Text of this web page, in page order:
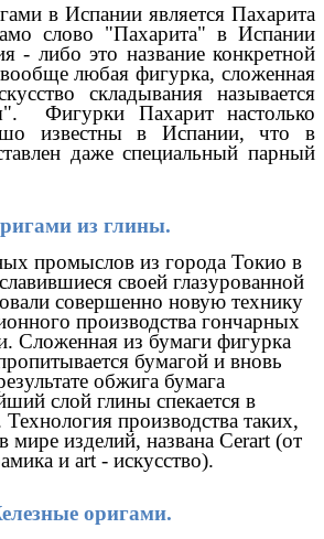
в Испании является Пахарита
слово "Пахарита" в Испании
- либо это название конкретной
любая фигурка, сложенная
складывания называется
Фигурки Пахарит настолько
известны в Испании, что в
даже специальный парный
из глины.
промыслов из города Токио в
своей глазурованной
совершенно новую технику
производства гончарных
Сложенная из бумаги фигурка
бумагой и вновь
обжига бумага
слой глины спекается в
производства таких,
мире изделий, названа Cerart (от
и art - искусство).
оригами.